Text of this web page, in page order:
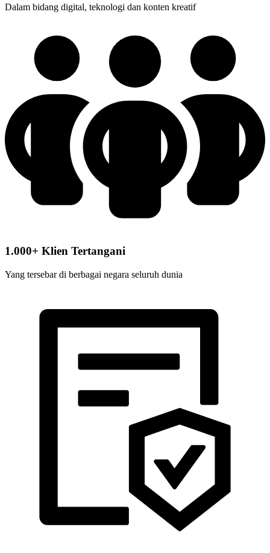
Dalam bidang digital, teknologi dan konten kreatif
1.000+ Klien Tertangani
Yang tersebar di berbagai negara seluruh dunia